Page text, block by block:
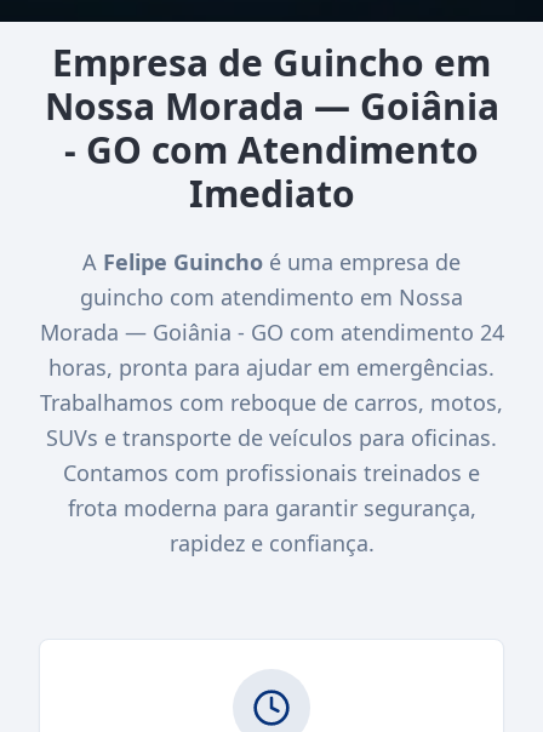
Empresa de Guincho em
Nossa Morada — Goiânia
- GO com Atendimento
Imediato
A Felipe Guincho é uma empresa de
guincho com atendimento em Nossa
Morada — Goiânia - GO com atendimento 24
horas, pronta para ajudar em emergências.
Trabalhamos com reboque de carros, motos,
SUVs e transporte de veículos para oficinas.
Contamos com profissionais treinados e
frota moderna para garantir segurança,
rapidez e confiança.